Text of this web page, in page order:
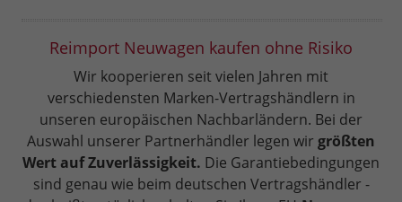
Reimport Neuwagen kaufen ohne Risiko
Wir kooperieren seit vielen Jahren mit
verschiedensten Marken-Vertragshändlern in
unseren europäischen Nachbarländern. Bei der
Auswahl unserer Partnerhändler legen wir größten
Wert auf Zuverlässigkeit. Die Garantiebedingungen
sind genau wie beim deutschen Vertragshändler -